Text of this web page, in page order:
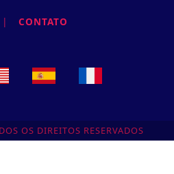
| CONTATO
OS DIREITOS RESERVADOS